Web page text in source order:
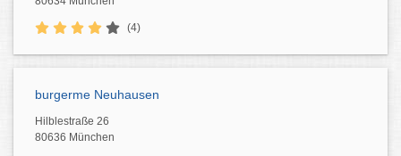
(4)
burgerme Neuhausen
Hilblestraße 26
80636 München